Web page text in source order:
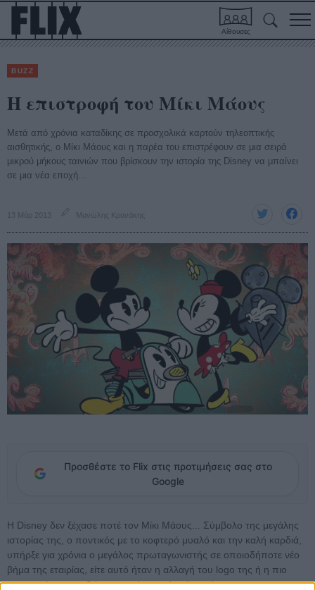
Αίθουσες
BUZZ
H επιστροφή του Μίκι Μάους
Μετά από χρόνια καταδίκης σε προσχολικά καρτούν τηλεοπτικής
αισθητικής, ο Μίκι Μάους και η παρέα του επιστρέφουν σε μια σειρά
μικρού μήκους ταινιών που βρίσκουν την ιστορία της Disney να μπαίνει
σε μια νέα εποχή...
13 Μάρ 2013 Μανώλης Κρανάκης
Προσθέστε το Flix στις προτιμήσεις σας στο
Google
Η Disney δεν ξέχασε ποτέ τον Μίκι Μάους... Σύμβολο της μεγάλης
ιστορίας της, ο ποντικός με το κοφτερό μυαλό και την καλή καρδιά,
υπήρξε για χρόνια ο μεγάλος πρωταγωνιστής σε οποιοδήποτε νέο
βήμα της εταιρίας, είτε αυτό ήταν η αλλαγή του logo της ή η πιο
πετυχημένες ατραξιόν στα ανά τον πλανήτη πάρκα της.